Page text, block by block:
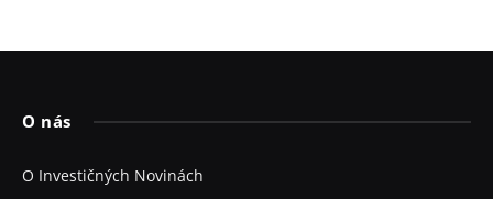
O nás
O Investičných Novinách